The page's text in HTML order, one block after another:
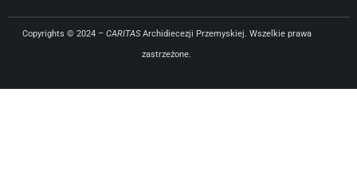
Copyrights © 2024 – CARITASArchidiecezji Przemyskiej. Wszelkie prawa
zastrzeżone.